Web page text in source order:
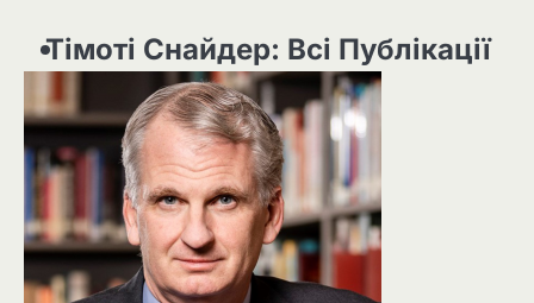
Тімоті Снайдер: Всі Публікації